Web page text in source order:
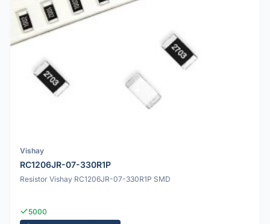
Vishay
RC1206JR-07-330R1P
Resistor Vishay RC1206JR-07-330R1P SMD
5000